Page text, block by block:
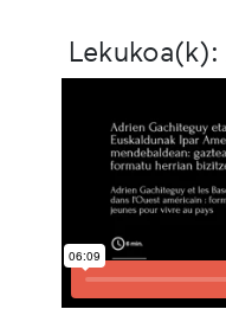
Lekukoa(k):